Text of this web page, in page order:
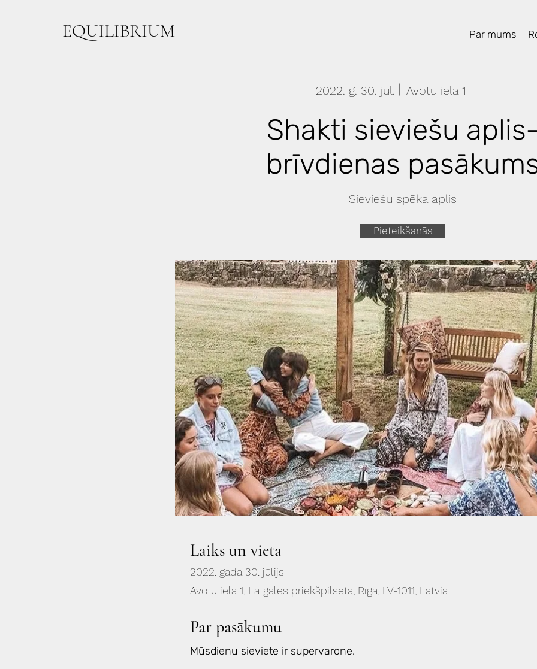
EQUILIBRIUM Par mums
2022. g. 30. jūl. Avotu iela 1
Shakti sieviešu
brīvdienas
Sieviešu spēka aplis
Pieteikšanās
Laiks un vieta
2022. gada 30. jūlijs
Avotu iela 1, Latgales priekšpilsēta, Rīga, LV-1011, Latvia
Par pasākumu
Mūsdienu sieviete ir supervarone.